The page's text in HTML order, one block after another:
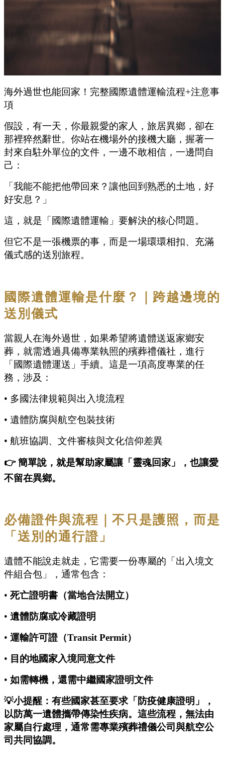
海外過世也能回家！完整國際遺體運輸流程+注意事
項
假設，有一天，你最親愛的家人，旅居異鄉，卻在
那裡猝然辭世。你站在機場外的接機大廳，握著一
封來自駐外單位的文件，一邊不敢相信，一邊問自
己：
「我能不能把他帶回來？讓他回到熟悉的土地，好
好安息？」
這，就是「國際遺體運輸」要解決的核心問題。
但它不是一張機票的事，而是一場環環相扣、充滿
儀式感的送別旅程。
國際遺體運輸是什麼？｜跨越邊境的
送別儀式
當親人在海外過世，如果希望將遺體送返家鄉安
葬，就需透過具備專業執照的殯葬禮儀社，進行
「國際遺體運送」手續。這是一項高度專業的任
務，涉及：
• 多國法律規範與出入境流程
• 遺體防腐與航空包裝技術
• 航班協調、文件審核與文化信仰差異
👉 簡單說，就是幫助家屬讓「靈魂回家」，也讓愛
不留在異鄉。
必備證件與流程｜不只是護照，而是
「送別的通行證」
遺體不能說走就走，它需要一份專屬的「出入境文
件組合包」，通常包含：
• 死亡證明書（當地合法開立）
• 遺體防腐或冷藏證明
• 運輸許可證（Transit Permit）
• 目的地國家入境同意文件
• 如需轉機，還需中繼國家證明文件
💡小提醒：有些國家甚至要求「防疫健康證明」，
以防萬一遺體攜帶傳染性疾病。這些流程，無法由
家屬自行處理，通常需專業殯葬禮儀公司與航空公
司共同協調。